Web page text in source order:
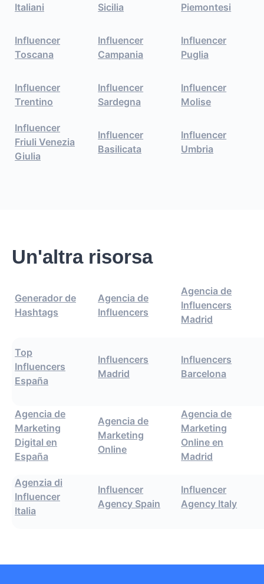
Italiani
Sicilia
Piemontesi
Influencer
Toscana
Influencer
Campania
Influencer
Puglia
Influencer
Trentino
Influencer
Sardegna
Influencer
Molise
Influencer
Friuli Venezia
Giulia
Influencer
Basilicata
Influencer
Umbria
Un'altra risorsa
Generador de
Hashtags
Agencia de
Influencers
Agencia de
Influencers
Madrid
Top
Influencers
España
Influencers
Madrid
Influencers
Barcelona
Agencia de
Marketing
Digital en
España
Agencia de
Marketing
Online
Agencia de
Marketing
Online en
Madrid
Agenzia di
Influencer
Italia
Influencer
Agency Spain
Influencer
Agency Italy